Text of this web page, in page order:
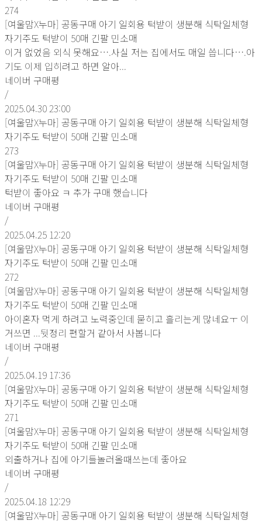
274
[여울맘X누마] 공동구매 아기 일회용 턱받이 생분해 식탁일체형
자기주도 턱받이 50매 긴팔 민소매
이거 없었음 외식 못해요….사실 저는 집에서도 매일 씁니다….아
기도 이제 입히려고 하면 알아...
네이버 구매평
/
2025.04.30 23:00
[여울맘X누마] 공동구매 아기 일회용 턱받이 생분해 식탁일체형
자기주도 턱받이 50매 긴팔 민소매
273
[여울맘X누마] 공동구매 아기 일회용 턱받이 생분해 식탁일체형
자기주도 턱받이 50매 긴팔 민소매
턱받이 좋아요 ㅋ 추가 구매 했습니다
네이버 구매평
/
2025.04.25 12:20
[여울맘X누마] 공동구매 아기 일회용 턱받이 생분해 식탁일체형
자기주도 턱받이 50매 긴팔 민소매
272
[여울맘X누마] 공동구매 아기 일회용 턱받이 생분해 식탁일체형
자기주도 턱받이 50매 긴팔 민소매
아이혼자 먹게 하려고 노력중인데 묻히고 흘리는게 많네요ㅜ 이
거쓰면 ...뒷정리 편할거 같아서 사봅니다
네이버 구매평
/
2025.04.19 17:36
[여울맘X누마] 공동구매 아기 일회용 턱받이 생분해 식탁일체형
자기주도 턱받이 50매 긴팔 민소매
271
[여울맘X누마] 공동구매 아기 일회용 턱받이 생분해 식탁일체형
자기주도 턱받이 50매 긴팔 민소매
외출하거나 집에 아기들놀러올때쓰는데 좋아요
네이버 구매평
/
2025.04.18 12:29
[여울맘X누마] 공동구매 아기 일회용 턱받이 생분해 식탁일체형